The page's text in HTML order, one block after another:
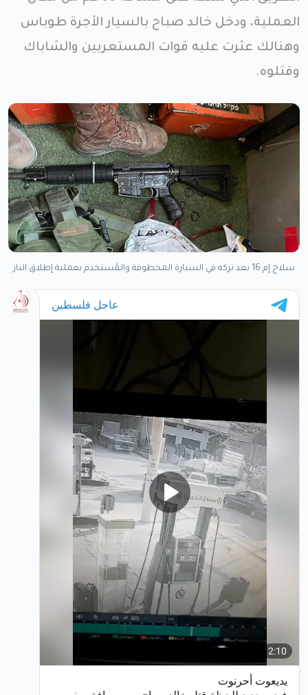
العملية، ودخل خالد صباح بالسيار الأجرة طوباس
وهنالك عثرت عليه قوات المستعربين والشاباك
وقتلوه.
سلاح إم 16 بعد تركه في السيارة المخطوفة والمُستخدم بعملية إطلاق النار